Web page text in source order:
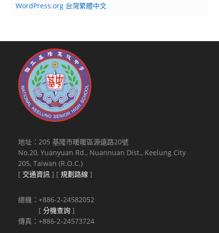
WordPress.org 台灣繁體中文
地址：205 基隆市暖暖區源遠路20號
No.20, Yuanyuan Rd., Nuannuan Dist., Keelung City
205, Taiwan (R.O.C.)
[ 交通資訊 ] [規劃路線 ]
總機：+886-2-24582052
[分機查詢 ]
傳真：+886-2-24573724